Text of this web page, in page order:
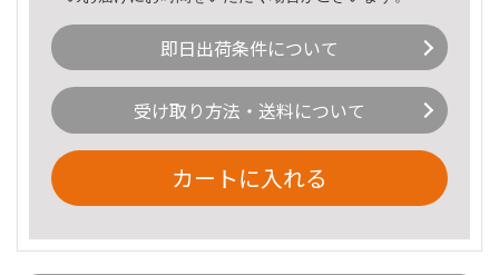
即日出荷条件について
受け取り方法・送料について
カートに入れる